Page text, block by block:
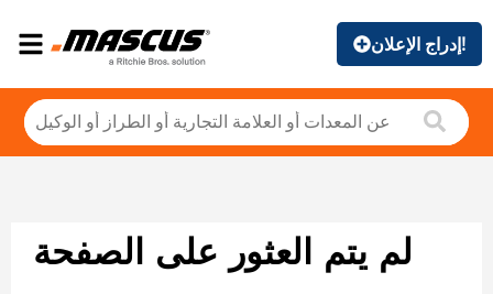
إدراج الإعلان!
لم يتم العثور على الصفحة